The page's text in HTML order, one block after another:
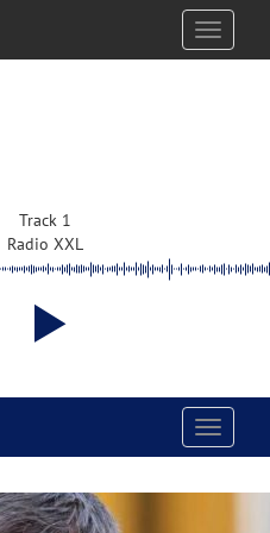
Toggle
Track 1
Radio XXL
Toggle